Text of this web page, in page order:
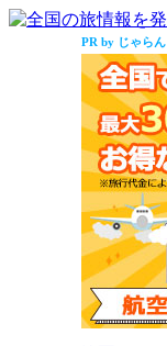
PR by じゃらん